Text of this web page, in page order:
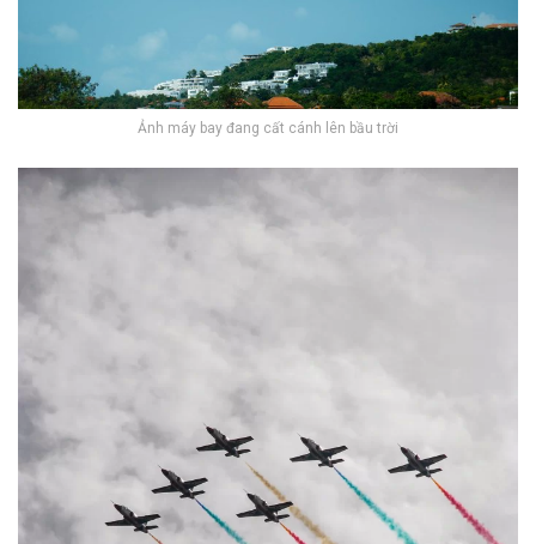
Ảnh máy bay đang cất cánh lên bầu trời